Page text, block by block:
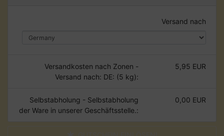
Versand nach
Versandkosten nach Zonen -
Versand nach: DE: (5 kg):
5,95 EUR
Selbstabholung - Selbstabholung
der Ware in unserer Geschäftsstelle.:
0,00 EUR